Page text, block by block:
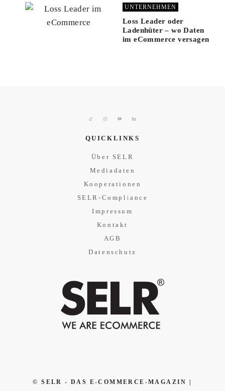
UNTERNEHMEN
Loss Leader oder
Ladenhüter – wo Daten
im eCommerce versagen
QUICKLINKS
Über SELR
Mediadaten
Kooperationen
SELR-Compliance
Impressum
Kontakt
AGB
Datenschutz
© SELR - DAS E-COMMERCE-MAGAZIN |